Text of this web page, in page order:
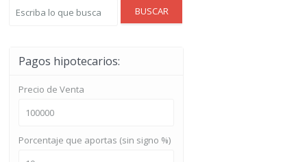
BUSCAR
Pagos hipotecarios:
Precio de Venta
Porcentaje que aportas (sin signo %)